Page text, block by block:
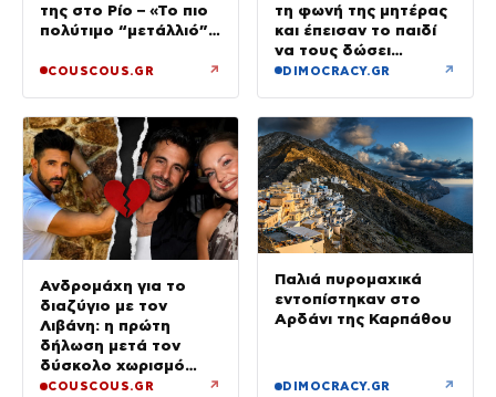
της στο Ρίο – «Το πιο
πολύτιμο “μετάλλιό”
COUSCOUS.GR ↗
τη φωνή της μητέρας
και έπεισαν το παιδί
να τους δώσει
χρήματα και
DIMOCRACY.GR ↗
Ανδρομάχη για το
διαζύγιο με τον
Λιβάνη: η πρώτη
δήλωση μετά τον
δύσκολο χωρισμό
«Όποιος έχει…»
COUSCOUS.GR ↗
Παλιά πυρομαχικά
εντοπίστηκαν στο
Αρδάνι της Καρπάθου
DIMOCRACY.GR ↗